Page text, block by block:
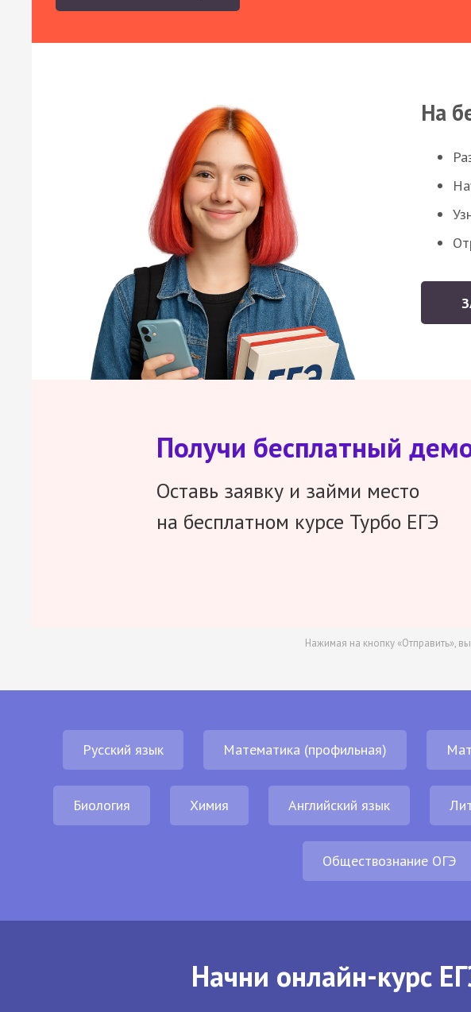
На
Получи бесплатный
Оставь заявку и займи место
на бесплатном курсе Турбо ЕГЭ
Нажимая на кнопку «Отправить»,
Русский язык Математика (профильная)
Биология Химия Английский язык
Обществознание ОГЭ
Начни онлайн-курс